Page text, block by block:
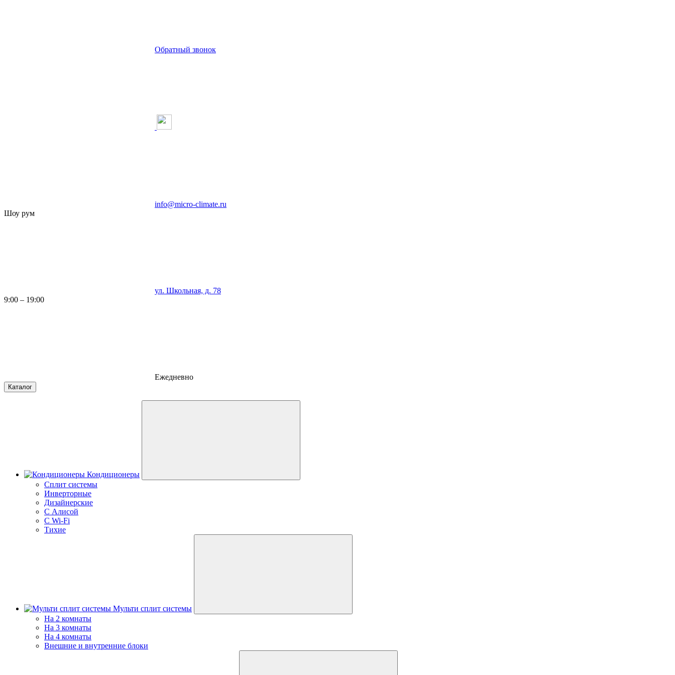
Обратный звонок
info@micro-climate.ru
Шоу рум
ул. Школьная, д. 78
9:00 – 19:00
Ежедневно
Каталог
Кондиционеры
Сплит системы
Инверторные
Дизайнерские
С Алисой
C Wi-Fi
Тихие
Мульти сплит системы
На 2 комнаты
На 3 комнаты
На 4 комнаты
Внешние и внутренние блоки